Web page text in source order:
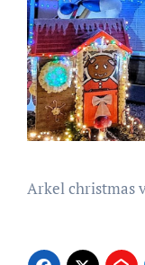
Arkel christmas